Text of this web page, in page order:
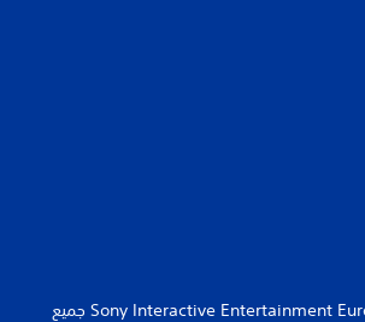
‏© 2026 Sony Interactive Entertainment Europe Ltd.‎ جميع